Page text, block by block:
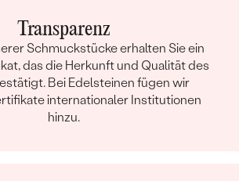
Transparenz
Schmuckstücke erhalten Sie ein
das die Herkunft und Qualität des
Bei Edelsteinen fügen wir
internationaler Institutionen
hinzu.